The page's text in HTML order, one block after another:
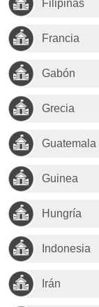
Filipinas
Francia
Gabón
Grecia
Guatemala
Guinea
Hungría
Indonesia
Irán